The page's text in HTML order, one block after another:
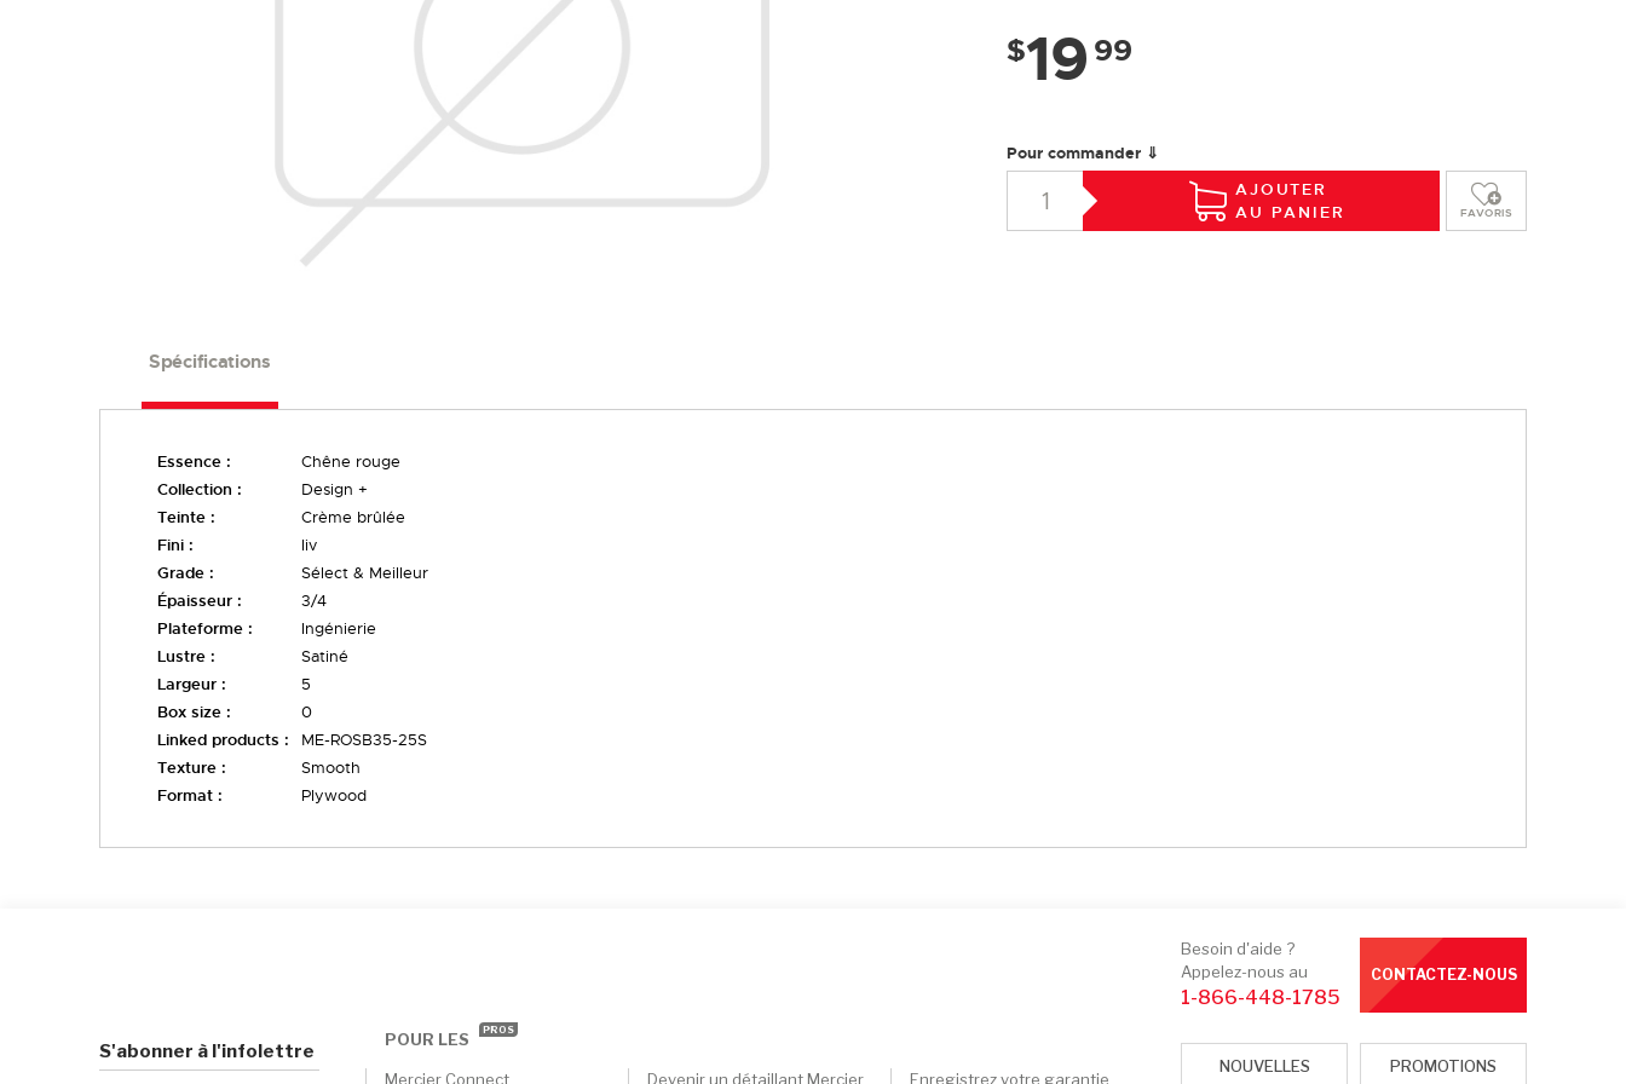
$19 99
Pour commander ⇓
AJOUTER
AU PANIER
FAVORIS
Spécifications
Essence :
Chêne rouge
Collection :
Design +
Teinte :
Crème brûlée
Fini :
liv
Grade :
Sélect & Meilleur
Épaisseur :
3/4
Plateforme :
Ingénierie
Lustre :
Satiné
Largeur :
5
Box size :
0
Linked products :
ME-ROSB35-25S
Texture :
Smooth
Format :
Plywood
S'abonner à l'infolettre
POUR LES PROS
Mercier Connect Devenir un détaillant Mercier Enregistrez votre garantie
Besoin d'aide ?
Appelez-nous au
1-866-448-1785
CONTACTEZ-NOUS
NOUVELLES PROMOTIONS